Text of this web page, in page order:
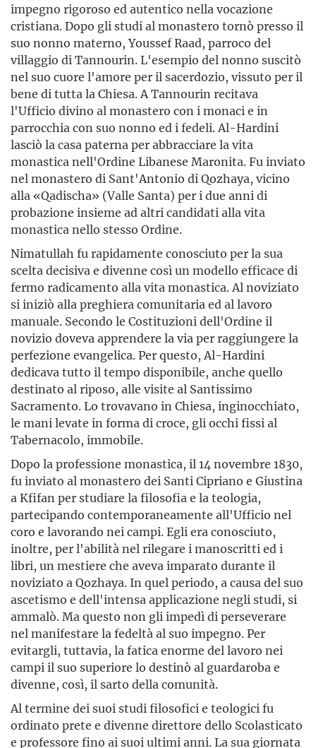
impegno rigoroso ed autentico nella vocazione
cristiana. Dopo gli studi al monastero tornò presso il
suo nonno materno, Youssef Raad, parroco del
villaggio di Tannourin. L'esempio del nonno suscitò
nel suo cuore l'amore per il sacerdozio, vissuto per il
bene di tutta la Chiesa. A Tannourin recitava
l'Ufficio divino al monastero con i monaci e in
parrocchia con suo nonno ed i fedeli. Al-Hardini
lasciò la casa paterna per abbracciare la vita
monastica nell'Ordine Libanese Maronita. Fu inviato
nel monastero di Sant'Antonio di Qozhaya, vicino
alla «Qadischa» (Valle Santa) per i due anni di
probazione insieme ad altri candidati alla vita
monastica nello stesso Ordine.
Nimatullah fu rapidamente conosciuto per la sua
scelta decisiva e divenne così un modello efficace di
fermo radicamento alla vita monastica. Al noviziato
si iniziò alla preghiera comunitaria ed al lavoro
manuale. Secondo le Costituzioni dell'Ordine il
novizio doveva apprendere la via per raggiungere la
perfezione evangelica. Per questo, Al-Hardini
dedicava tutto il tempo disponibile, anche quello
destinato al riposo, alle visite al Santissimo
Sacramento. Lo trovavano in Chiesa, inginocchiato,
le mani levate in forma di croce, gli occhi fissi al
Tabernacolo, immobile.
Dopo la professione monastica, il 14 novembre 1830,
fu inviato al monastero dei Santi Cipriano e Giustina
a Kfifan per studiare la filosofia e la teologia,
partecipando contemporaneamente all'Ufficio nel
coro e lavorando nei campi. Egli era conosciuto,
inoltre, per l'abilità nel rilegare i manoscritti ed i
libri, un mestiere che aveva imparato durante il
noviziato a Qozhaya. In quel periodo, a causa del suo
ascetismo e dell'intensa applicazione negli studi, si
ammalò. Ma questo non gli impedì di perseverare
nel manifestare la fedeltà al suo impegno. Per
evitargli, tuttavia, la fatica enorme del lavoro nei
campi il suo superiore lo destinò al guardaroba e
divenne, così, il sarto della comunità.
Al termine dei suoi studi filosofici e teologici fu
ordinato prete e divenne direttore dello Scolasticato
e professore fino ai suoi ultimi anni. La sua giornata